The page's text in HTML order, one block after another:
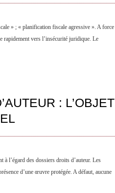
» ; « planification fiscale agressive ». A force
rapidement vers l’insécurité juridique. Le
: L’OBJET
l’égard des dossiers droits d’auteur. Les
d’une œuvre protégée. A défaut, aucune